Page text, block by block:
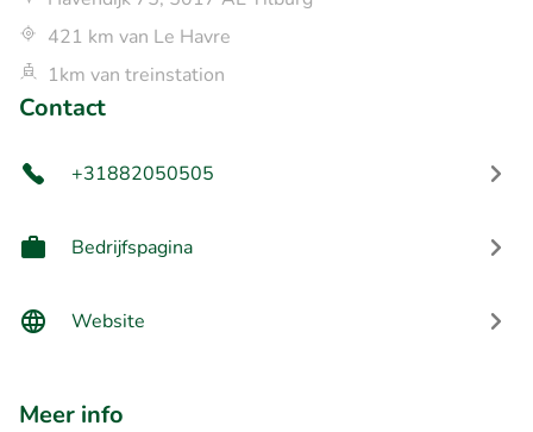
421 km van Le Havre
1km van treinstation
Contact
+31882050505
Bedrijfspagina
Website
Meer info